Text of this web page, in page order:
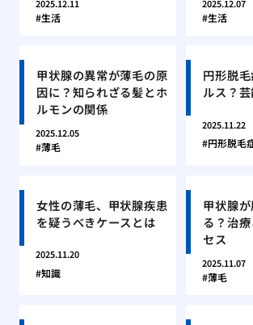
2025.12.11
生活
2025.12.07
生活
甲状腺の異常が薄毛の原
因に？知られざる髪とホ
ルモンの関係
2025.12.05
薄毛
円形脱
ルス？
2025.11.22
円形脱毛
女性の薄毛、甲状腺疾患
を疑うべきケースとは
2025.11.20
知識
甲状腺
る？治
セス
2025.11.07
薄毛